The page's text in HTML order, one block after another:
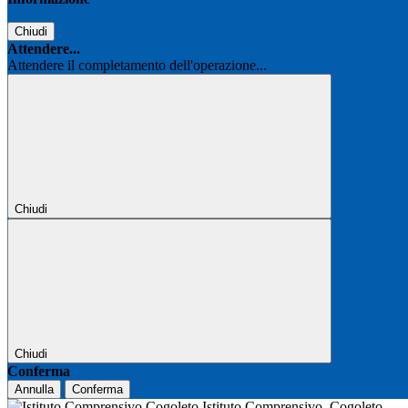
Chiudi
Attendere...
Attendere il completamento dell'operazione...
Chiudi
Chiudi
Conferma
Annulla Conferma